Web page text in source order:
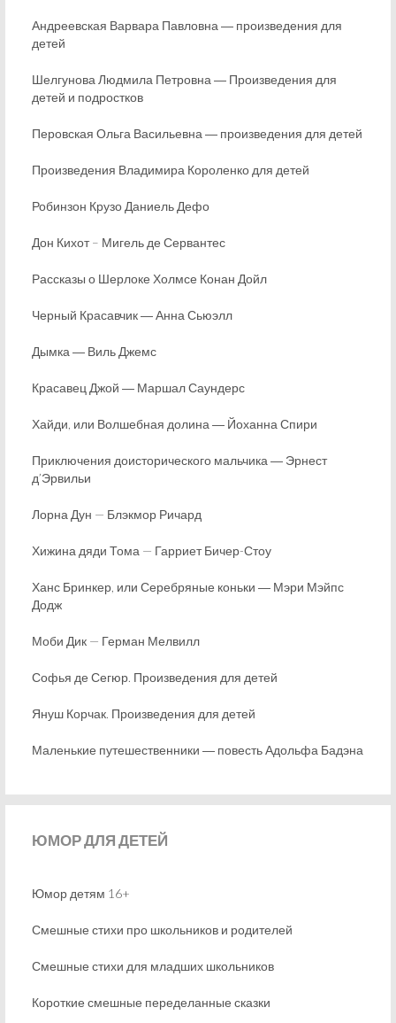
Андреевская Варвара Павловна ― произведения для
детей
Шелгунова Людмила Петровна ― Произведения для
детей и подростков
Перовская Ольга Васильевна ― произведения для детей
Произведения Владимира Короленко для детей
Робинзон Крузо Даниель Дефо
Дон Кихот – Мигель де Сервантес
Рассказы о Шерлоке Холмсе Конан Дойл
Черный Красавчик ― Анна Сьюэлл
Дымка ― Виль Джемс
Красавец Джой ― Маршал Саундерс
Хайди, или Волшебная долина ― Йоханна Спири
Приключения доисторического мальчика ― Эрнест
д’Эрвильи
Лорна Дун — Блэкмор Ричард
Хижина дяди Тома — Гарриет Бичер-Стоу
Ханс Бринкер, или Серебряные коньки ― Мэри Мэйпс
Додж
Моби Дик — Герман Мелвилл
Софья де Сегюр. Произведения для детей
Януш Корчак. Произведения для детей
Маленькие путешественники ― повесть Адольфа Бадэна
ЮМОРДЛЯ ДЕТЕЙ
Юмор детям 16+
Смешные стихи про школьников и родителей
Смешные стихи для младших школьников
Короткие смешные переделанные сказки